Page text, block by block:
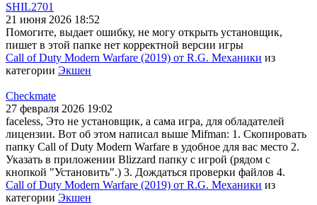
SHIL2701
21 июня 2026 18:52
Помогите, выдает ошибку, не могу открыть установщик,
пишет в этой папке нет корректной версии игры
Call of Duty Modern Warfare (2019) от R.G. Механики из
категории Экшен
Checkmate
27 февраля 2026 19:02
faceless, Это не установщик, а сама игра, для обладателей
лицензии. Вот об этом написал выше Mifman: 1. Скопировать
папку Call of Duty Modern Warfare в удобное для вас место 2.
Указать в приложении Blizzard папку с игрой (рядом с
кнопкой "Установить".) 3. Дождаться проверки файлов 4.
Call of Duty Modern Warfare (2019) от R.G. Механики из
категории Экшен